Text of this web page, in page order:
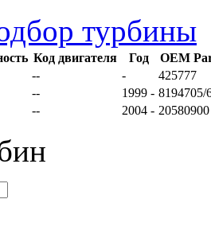
турбины
Код двигателя Год
OEM
-- -
425777
-- 1999 - 8194705/
-- 2004 - 20580900